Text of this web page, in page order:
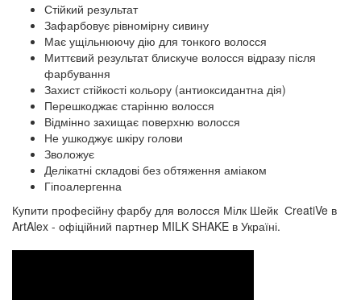
Стійкий результат
Зафарбовує рівномірну сивину
Має ущільнюючу дію для тонкого волосся
Миттєвий результат блискуче волосся відразу після
фарбування
Захист стійкості кольору (антиоксидантна дія)
Перешкоджає старінню волосся
Відмінно захищає поверхню волосся
Не ушкоджує шкіру голови
Зволожує
Делікатні складові без обтяження аміаком
Гіпоалергенна
Купити професійну фарбу для волосся Мілк Шейк СreatiVe в
ArtAlex - офіційний партнер MILK SHAKE в Україні.